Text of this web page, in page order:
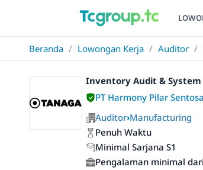
Beranda / Lowongan Kerja / Auditor /
Inventory Audit &
PT Harmony Pilar Sentosa
Auditor›Manufacturing
Penuh Waktu
Minimal Sarjana S1
Pengalaman minimal